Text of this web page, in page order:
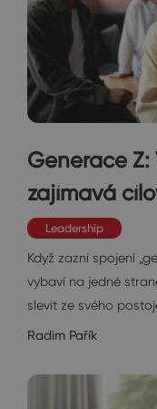
Generace
zajímavá
Leadership
Když zazní spojení
vybaví na jedné
slevit ze svého
Radim Pařík